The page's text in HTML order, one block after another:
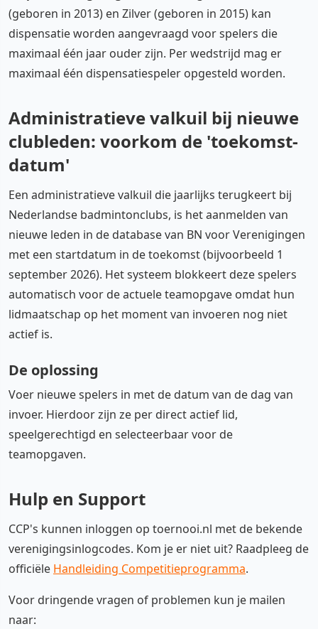
(geboren in 2013) en Zilver (geboren in 2015) kan
dispensatie worden aangevraagd voor spelers die
maximaal één jaar ouder zijn. Per wedstrijd mag er
maximaal één dispensatiespeler opgesteld worden.
Administratieve valkuil bij nieuwe
clubleden: voorkom de 'toekomst-
datum'
Een administratieve valkuil die jaarlijks terugkeert bij
Nederlandse badmintonclubs, is het aanmelden van
nieuwe leden in de database van BN voor Verenigingen
met een startdatum in de toekomst (bijvoorbeeld 1
september 2026). Het systeem blokkeert deze spelers
automatisch voor de actuele teamopgave omdat hun
lidmaatschap op het moment van invoeren nog niet
actief is.
De oplossing
Voer nieuwe spelers in met de datum van de dag van
invoer. Hierdoor zijn ze per direct actief lid,
speelgerechtigd en selecteerbaar voor de
teamopgaven.
Hulp en Support
CCP's kunnen inloggen op toernooi.nl met de bekende
verenigingsinlogcodes. Kom je er niet uit? Raadpleeg de
officiële Handleiding Competitieprogramma.
Voor dringende vragen of problemen kun je mailen
naar: